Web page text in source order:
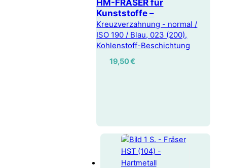
HM-FRÄSER für
Kunststoffe –
Kreuzverzahnung - normal /
ISO 190 / Blau, 023 (200),
Kohlenstoff-Beschichtung
19,50€